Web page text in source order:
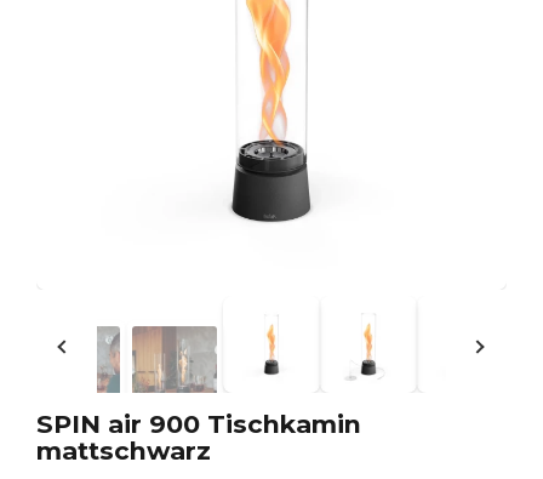
SPIN air 900 Tischkamin
mattschwarz